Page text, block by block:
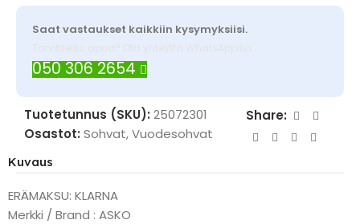
Saat vastaukset kaikkiin kysymyksiisi.
Tarvitsetko apua? Ota yhteyttä WhatsAppilla
050 306 2654
Tuotetunnus (SKU): 25072301
Osastot: Sohvat,Vuodesohvat
Share:
Kuvaus
ERÄMAKSU: KLARNA
Merkki / Brand : ASKO